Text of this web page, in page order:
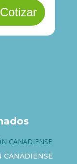
Cotizar
CANADIENSE